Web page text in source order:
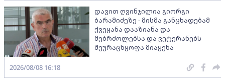
დავით ღვინჯილია გიორგი
ბარამიძეზე - მისმა განცხადებამ
ქვეყანა დააზიანა და
მებრძოლებსა და ვეტერანებს
შეურაცხყოფა მიაყენა
2026/08/08 16:18